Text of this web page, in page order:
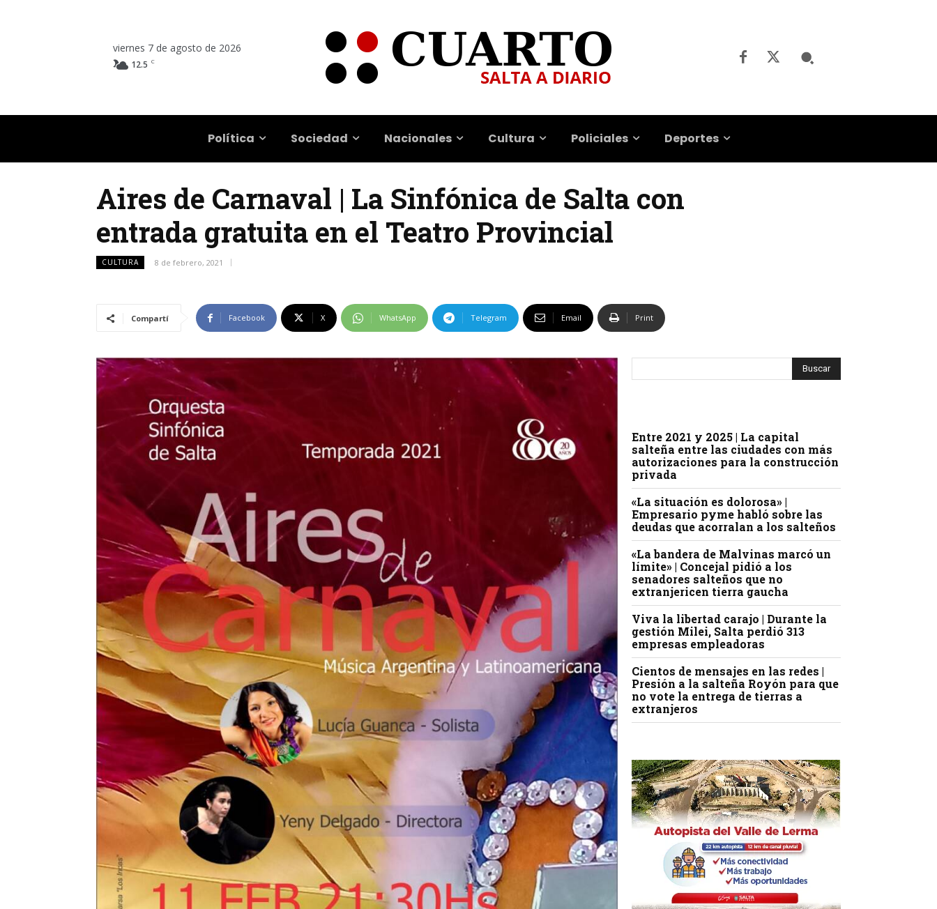
viernes 7 de agosto de 2026
12.5 C
Política Sociedad Nacionales Cultura Policiales Deportes
Aires de Carnaval | La Sinfónica de Salta con
entrada gratuita en el Teatro Provincial
CULTURA 8 de febrero, 2021
Compartí Facebook X WhatsApp Telegram Email Print
Entre 2021 y 2025 | La capital
salteña entre las ciudades con más
autorizaciones para la construcción
privada
«La situación es dolorosa» |
Empresario pyme habló sobre las
deudas que acorralan a los salteños
«La bandera de Malvinas marcó un
límite» | Concejal pidió a los
senadores salteños que no
extranjericen tierra gaucha
Viva la libertad carajo | Durante la
gestión Milei, Salta perdió 313
empresas empleadoras
Cientos de mensajes en las redes |
Presión a la salteña Royón para que
no vote la entrega de tierras a
extranjeros